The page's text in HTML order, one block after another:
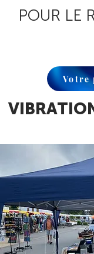
POUR LE
Votre